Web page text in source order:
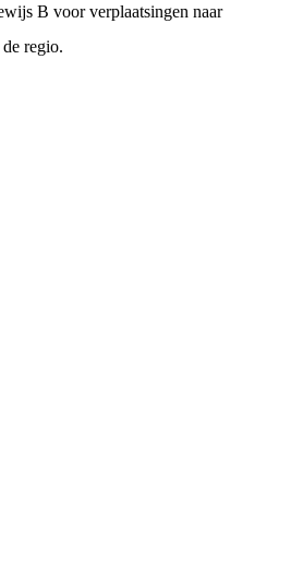
B voor verplaatsingen naar
regio.